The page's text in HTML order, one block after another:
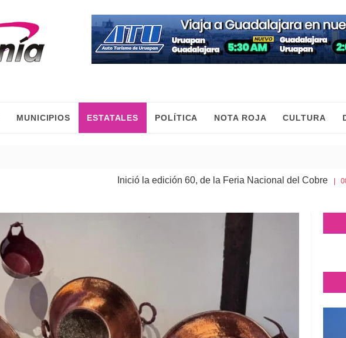
MUNICIPIOS ESTATALES POLÍTICA NOTA ROJA CULTURA
Inició la edición 60, de la Feria Nacional del Cobre| 08 Ago 2026